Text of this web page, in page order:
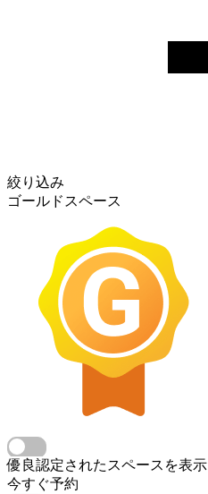
絞り込み
ゴールドスペース
優良認定されたスペースを表示
今すぐ予約